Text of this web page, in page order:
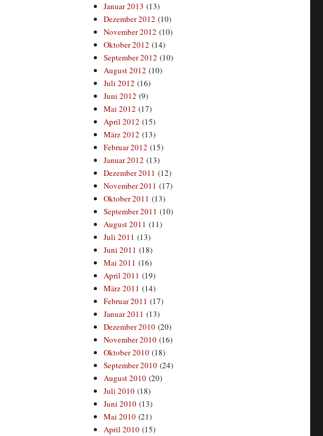
Januar 2013 (13)
Dezember 2012 (10)
November 2012 (10)
Oktober 2012 (14)
September 2012 (10)
August 2012 (10)
Juli 2012 (16)
Juni 2012 (9)
Mai 2012 (17)
April 2012 (15)
März 2012 (13)
Februar 2012 (15)
Januar 2012 (13)
Dezember 2011 (12)
November 2011 (17)
Oktober 2011 (13)
September 2011 (10)
August 2011 (11)
Juli 2011 (13)
Juni 2011 (18)
Mai 2011 (16)
April 2011 (19)
März 2011 (14)
Februar 2011 (17)
Januar 2011 (13)
Dezember 2010 (20)
November 2010 (16)
Oktober 2010 (18)
September 2010 (24)
August 2010 (20)
Juli 2010 (18)
Juni 2010 (13)
Mai 2010 (21)
April 2010 (15)